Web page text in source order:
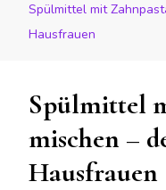
Spülmittel mit
Hausfrauen
Spülmittel
mischen –
Hausfrauen